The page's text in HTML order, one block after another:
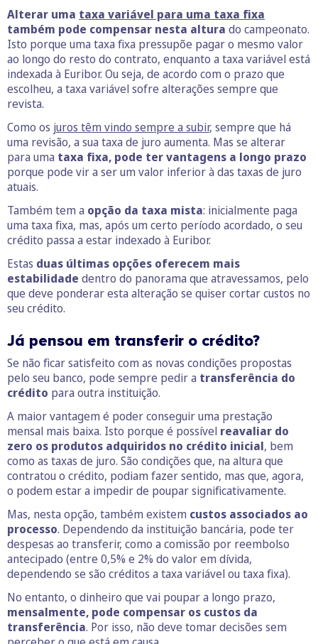
Alterar uma taxa variável para uma taxa fixa
também pode compensar nesta altura do campeonato.
Isto porque uma taxa fixa pressupõe pagar o mesmo valor
ao longo do resto do contrato, enquanto a taxa variável está
indexada à Euribor. Ou seja, de acordo com o prazo que
escolheu, a taxa variável sofre alterações sempre que
revista.
Como os juros têm vindo sempre a subir, sempre que há
uma revisão, a sua taxa de juro aumenta. Mas se alterar
para uma taxa fixa, pode ter vantagens a longo prazo
porque pode vir a ser um valor inferior à das taxas de juro
atuais.
Também tem a opção da taxa mista: inicialmente paga
uma taxa fixa, mas, após um certo período acordado, o seu
crédito passa a estar indexado à Euribor.
Estas duas últimas opções oferecem mais
estabilidade dentro do panorama que atravessamos, pelo
que deve ponderar esta alteração se quiser cortar custos no
seu crédito.
Já pensou em transferir o crédito?
Se não ficar satisfeito com as novas condições propostas
pelo seu banco, pode sempre pedir a transferência do
crédito para outra instituição.
A maior vantagem é poder conseguir uma prestação
mensal mais baixa. Isto porque é possível reavaliar do
zero os produtos adquiridos no crédito inicial, bem
como as taxas de juro. São condições que, na altura que
contratou o crédito, podiam fazer sentido, mas que, agora,
o podem estar a impedir de poupar significativamente.
Mas, nesta opção, também existem custos associados ao
processo. Dependendo da instituição bancária, pode ter
despesas ao transferir, como a comissão por reembolso
antecipado (entre 0,5% e 2% do valor em dívida,
dependendo se são créditos a taxa variável ou taxa fixa).
No entanto, o dinheiro que vai poupar a longo prazo,
mensalmente, pode compensar os custos da
transferência. Por isso, não deve tomar decisões sem